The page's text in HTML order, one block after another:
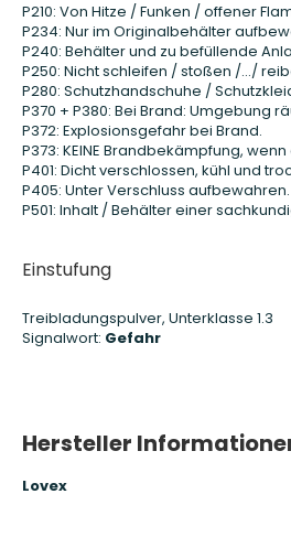
P210: Von Hitze / Funken / offener
P234: Nur im Originalbehälter
P240: Behälter und zu befüllende
P250: Nicht schleifen / stoßen /…/
P280: Schutzhandschuhe /
P370 + P380: Bei Brand: Umgebung
P372: Explosionsgefahr bei Brand.
P373: KEINE Brandbekämpfung,
P401: Dicht verschlossen, kühl und
P405: Unter Verschluss aufbewahren.
P501: Inhalt / Behälter einer
Einstufung
Treibladungspulver, Unterklasse 1.3
Signalwort: Gefahr
Hersteller
Lovex